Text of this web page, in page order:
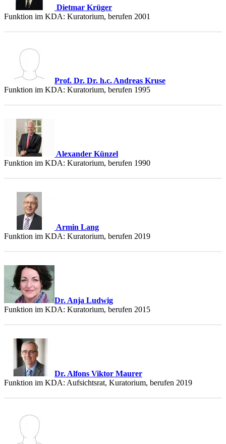
Dietmar Krüger
Funktion im KDA: Kuratorium, berufen 2001
Prof. Dr. Dr. h.c. Andreas Kruse
Funktion im KDA: Kuratorium, berufen 1995
Alexander Künzel
Funktion im KDA: Kuratorium, berufen 1990
Armin Lang
Funktion im KDA: Kuratorium, berufen 2019
Dr. Anja Ludwig
Funktion im KDA: Kuratorium, berufen 2015
Dr. Alfons Viktor Maurer
Funktion im KDA: Aufsichtsrat, Kuratorium, berufen 2019